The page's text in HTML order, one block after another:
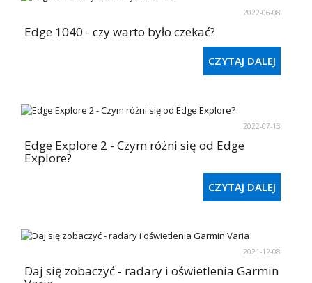
2022-06-08
Edge 1040 - czy warto było czekać?
CZYTAJ DALEJ
2022-07-13
Edge Explore 2 - Czym różni się od Edge
Explore?
CZYTAJ DALEJ
2021-12-08
Daj się zobaczyć - radary i oświetlenia Garmin